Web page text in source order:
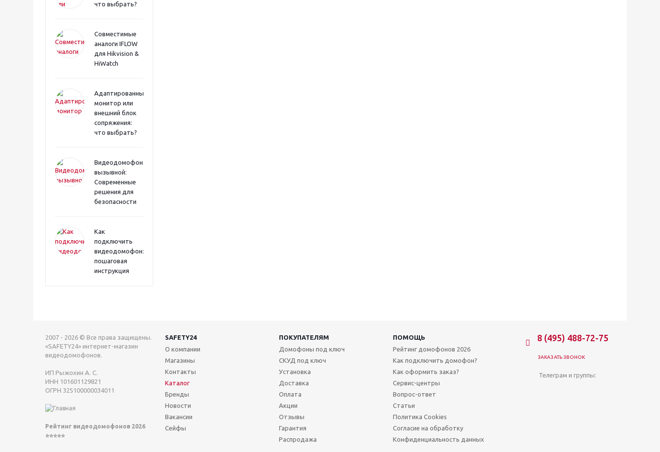
что выбрать?
Совместимые
аналоги IFLOW
для Hikvision &
HiWatch
Адаптированный
монитор или
внешний блок
сопряжения:
что выбрать?
Видеодомофона
вызывной:
Современные
решения для
безопасности
Как
подключить
видеодомофон:
пошаговая
инструкция
2007 - 2026 © Все права защищены.
«SAFETY24» интернет-магазин
видеодомофонов.
ИП Рыжохин А. С.
ИНН 101601129821
ОГРН 325100000034011
Рейтинг видеодомофонов 2026
⭐⭐⭐⭐⭐
SAFETY24 ПОКУПАТЕЛЯМ
ПОМОЩЬ
О компании
Магазины
Контакты
Каталог
Бренды
Новости
Вакансии
Сейфы
Домофоны под ключ
СКУД под ключ
Установка
Доставка
Оплата
Акции
Отзывы
Гарантия
Распродажа
Рейтинг домофонов 2026
Как подключить домофон?
Как оформить заказ?
Сервис-центры
Вопрос-ответ
Статьи
Политика Cookies
Согласие на обработку
Конфиденциальность данных
8 (495) 488-72-75
ЗАКАЗАТЬ ЗВОНОК
Телеграм и группы: